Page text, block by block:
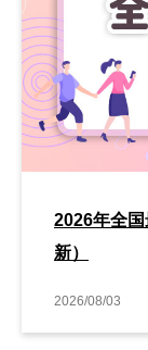
2026年全
新）
2026/08/03